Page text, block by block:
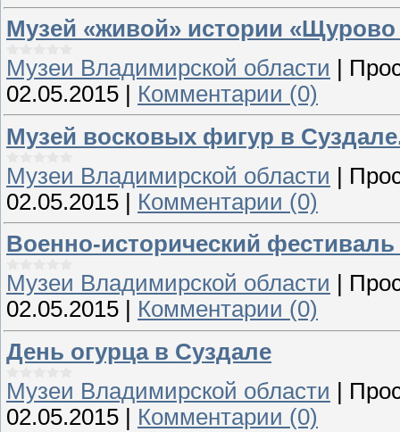
Музей «живой» истории
Музеи Владимирской области
02.05.2015
Комментарии (0)
Музей восковых фигур в
Музеи Владимирской области |
02.05.2015 | Комментарии (0)
Военно-исторический
Музеи Владимирской области
02.05.2015
Комментарии (0)
День огурца в Суздале
Музеи Владимирской области
02.05.2015
Комментарии (0)